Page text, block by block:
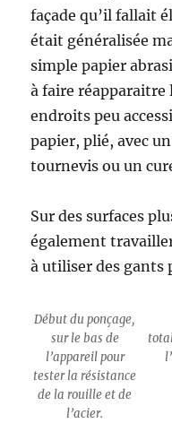
façade qu’il fallait
était généralisée
simple papier
à faire réapparaitre
endroits peu
papier, plié, avec
tournevis ou un
Sur des surfaces
également
à utiliser des gants
Début du ponçage,
sur le bas de
l’appareil pour
tester la résistance
de la rouille et de
l’acier.